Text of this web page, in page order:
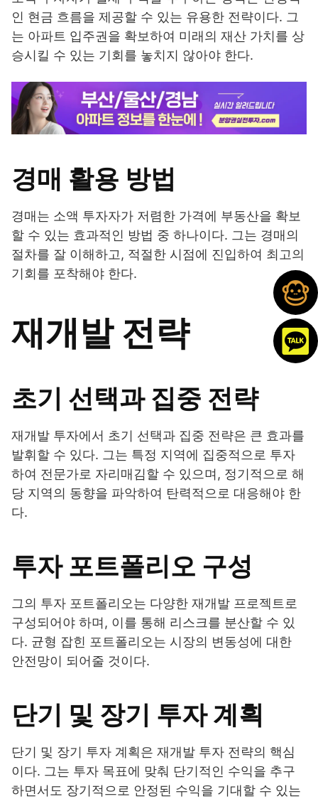
인 현금 흐름을 제공할 수 있는 유용한 전략이다. 그
는 아파트 입주권을 확보하여 미래의 재산 가치를 상
승시킬 수 있는 기회를 놓치지 않아야 한다.
경매 활용 방법
경매는 소액 투자자가 저렴한 가격에 부동산을 확보
할 수 있는 효과적인 방법 중 하나이다. 그는 경매의
절차를 잘 이해하고, 적절한 시점에 진입하여 최고의
기회를 포착해야 한다.
재개발 전략
초기 선택과 집중 전략
재개발 투자에서 초기 선택과 집중 전략은 큰 효과를
발휘할 수 있다. 그는 특정 지역에 집중적으로 투자
하여 전문가로 자리매김할 수 있으며, 정기적으로 해
당 지역의 동향을 파악하여 탄력적으로 대응해야 한
다.
투자 포트폴리오 구성
그의 투자 포트폴리오는 다양한 재개발 프로젝트로
구성되어야 하며, 이를 통해 리스크를 분산할 수 있
다. 균형 잡힌 포트폴리오는 시장의 변동성에 대한
안전망이 되어줄 것이다.
단기 및 장기 투자 계획
단기 및 장기 투자 계획은 재개발 투자 전략의 핵심
이다. 그는 투자 목표에 맞춰 단기적인 수익을 추구
하면서도 장기적으로 안정된 수익을 기대할 수 있는